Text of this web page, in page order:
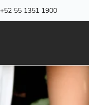
+52 55 1351 1900